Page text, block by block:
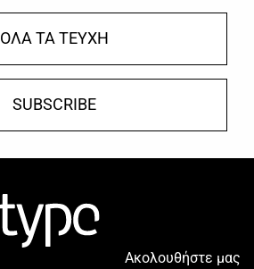
ΟΛΑ ΤΑ ΤΕΥΧΗ
SUBSCRIBE
Ακολουθήστε μας